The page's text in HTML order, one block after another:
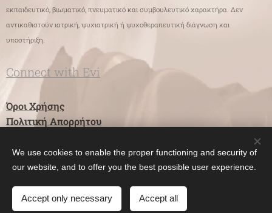
εκπαιδευτικό, βιωματικό, πνευματικό και συμβουλευτικό χαρακτήρα. Δεν
αντικαθιστούν ιατρική, ψυχιατρική ή ψυχοθεραπευτική διάγνωση και
υποστήριξη.
Connect with Evi
Όροι Χρήσης
Πολιτική Απορρήτου
Evangelia ZOUROUDI Cookies
Γλώσσες
Ελληνικά
We use cookies to enable the proper functioning and security of
our website, and to offer you the best possible user experience.
Accept only necessary Accept all